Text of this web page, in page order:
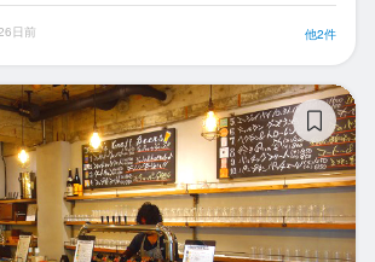
日前 他2件